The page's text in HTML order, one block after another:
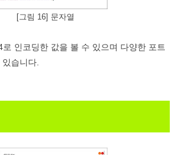
[그림 16] 문자열
로 인코딩한 값을 볼 수 있으며 다양한 포트
있습니다